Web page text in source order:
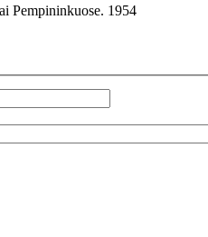
Pempininkuose. 1954